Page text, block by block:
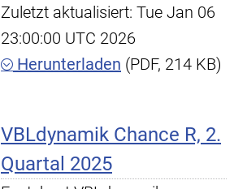
Zuletzt aktualisiert: Tue Jan 06
23:00:00 UTC 2026
Herunterladen (PDF, 214 KB)
VBLdynamik Chance R, 2.
Quartal 2025